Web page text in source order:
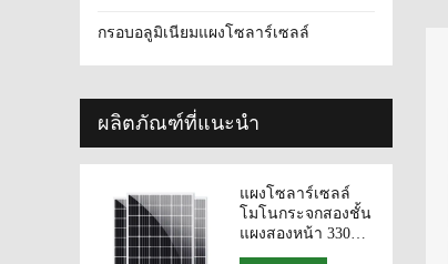
กรอบอลูมิเนียมแผงโซลาร์เซลล์
ผลิตภัณฑ์ที่แนะนำ
แผงโซลาร์เซลล์
โมโนกระจกสองชั้น
แผงสองหน้า 330W
340W 350W โม